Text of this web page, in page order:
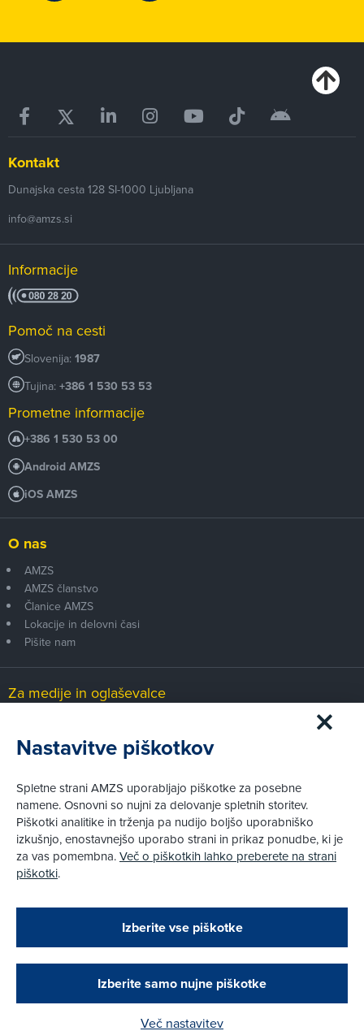
Zapri
Podarjamo vam 10 €!
Obstoječi in novi AMZS člani, ki boste v AMZS
opravili registracijo vozila, boste prejeli
vrednostno darilno kartico z dobroimetjem v višini
Kako do darila?
Kontakt
Dunajska cesta 128 SI-1000 Ljubljana
info@amzs.si
Informacije
Pomoč na cesti
Slovenija: 1987
Tujina: +386 1 530 53 53
Prometne informacije
+386 1 530 53 00
Android AMZS
iOS AMZS
O nas
AMZS
AMZS članstvo
Članice AMZS
Lokacije in delovni časi
Pišite nam
Za medije in oglaševalce
Piškotki
Politika zasebnosti
Informacije o obdelavi osebnih podatkov - videonadzor
Pravno obvestilo
Izvensodno reševanje potrošniških sporov
Cenik članstva AMZS
Pri spletni včlanitvi so podprta naslednja plačilna sredstva:
Nastavitve piškotkov
Spletne strani AMZS uporabljajo piškotke za posebne
namene. Osnovni so nujni za delovanje spletnih storitev.
Piškotki analitike in trženja pa nudijo boljšo uporabniško
izkušnjo, enostavnejšo uporabo strani in prikaz ponudbe, ki je
za vas pomembna.Več o piškotkih lahko preberete na strani
piškotki.
Izberite vse piškotke
Izberite samo nujne piškotke
Več nastavitev